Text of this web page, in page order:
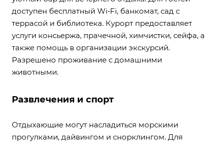
доступен бесплатный Wi‑Fi, банкомат, сад с
террасой и библиотека. Курорт предоставляет
услуги консьержа, прачечной, химчистки, сейфа, а
также помощь в организации экскурсий.
Разрешено проживание с домашними
животными.
Развлечения и спорт
Отдыхающие могут насладиться морскими
прогулками, дайвингом и снорклингом. Для